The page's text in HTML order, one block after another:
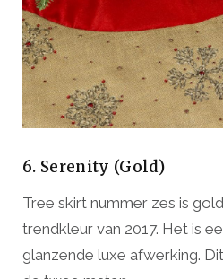
6. Serenity (Gold)
Tree skirt nummer zes is
trendkleur van 2017. Het is
glanzende luxe afwerking.